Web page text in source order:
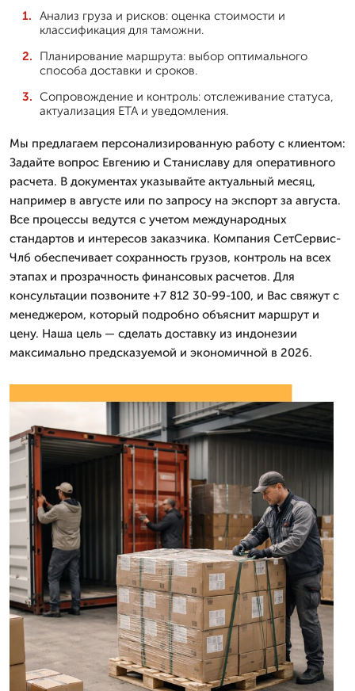
Анализ груза и рисков: оценка стоимости и
классификация для таможни.
Планирование маршрута: выбор оптимального
способа доставки и сроков.
Сопровождение и контроль: отслеживание статуса,
актуализация ETA и уведомления.
Мы предлагаем персонализированную работу с клиентом:
Задайте вопрос Евгению и Станиславу для оперативного
расчета. В документах указывайте актуальный месяц,
например в августе или по запросу на экспорт за августа.
Все процессы ведутся с учетом международных
стандартов и интересов заказчика. Компания СетСервис-
Члб обеспечивает сохранность грузов, контроль на всех
этапах и прозрачность финансовых расчетов. Для
консультации позвоните +7 812 30-99-100, и Вас свяжут с
менеджером, который подробно объяснит маршрут и
цену. Наша цель — сделать доставку из индонезии
максимально предсказуемой и экономичной в 2026.